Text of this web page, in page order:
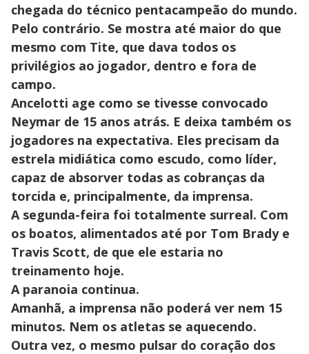
chegada do técnico pentacampeão do mundo.
Pelo contrário. Se mostra até maior do que
mesmo com Tite, que dava todos os
privilégios ao jogador, dentro e fora de
campo.
Ancelotti age como se tivesse convocado
Neymar de 15 anos atrás. E deixa também os
jogadores na expectativa. Eles precisam da
estrela midiática como escudo, como líder,
capaz de absorver todas as cobranças da
torcida e, principalmente, da imprensa.
A segunda-feira foi totalmente surreal. Com
os boatos, alimentados até por Tom Brady e
Travis Scott, de que ele estaria no
treinamento hoje.
A paranoia continua.
Amanhã, a imprensa não poderá ver nem 15
minutos. Nem os atletas se aquecendo.
Outra vez, o mesmo pulsar do coração dos